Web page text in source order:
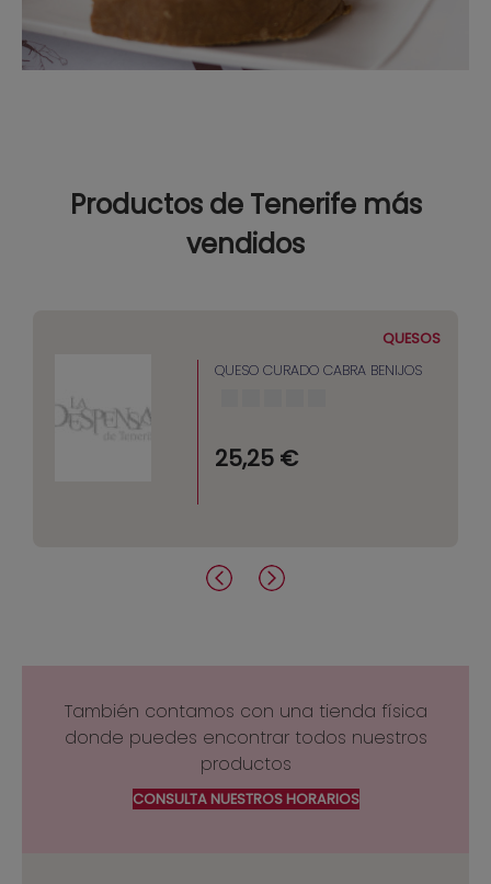
Productos de Tenerife más
vendidos
QUESOS
QUESO CURADO CABRA BENIJOS
25,25 €
También contamos con una tienda física
donde puedes encontrar todos nuestros
productos
CONSULTA NUESTROS HORARIOS